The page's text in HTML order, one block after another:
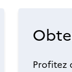
Profitez